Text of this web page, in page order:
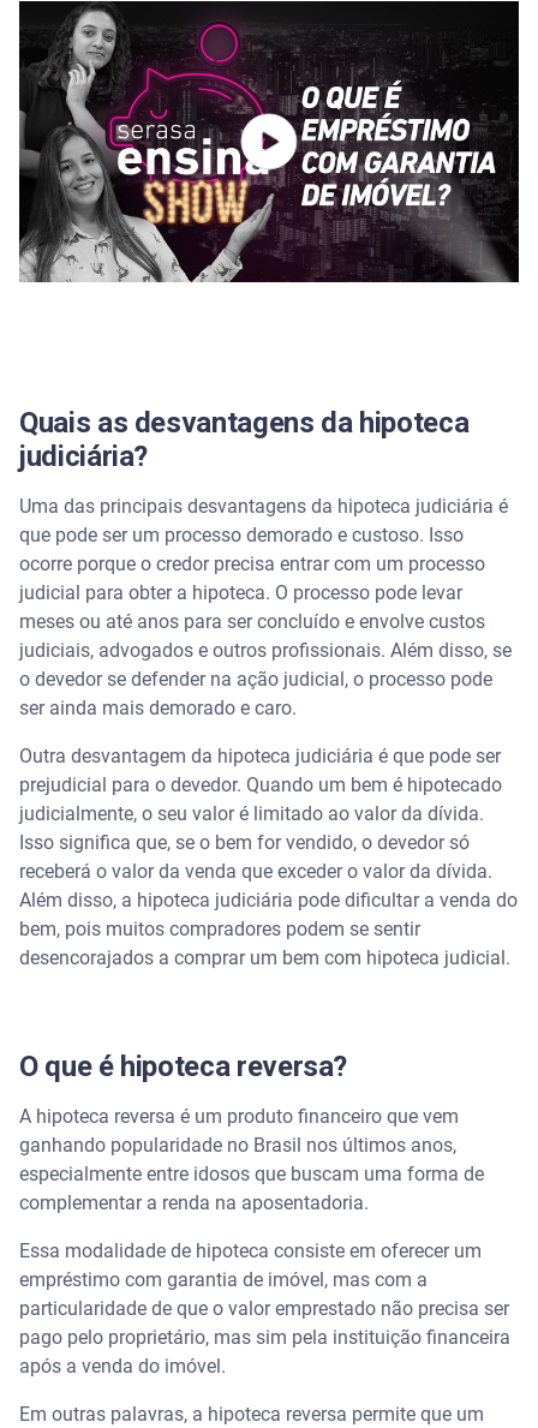
Quais as desvantagens da hipoteca
judiciária?
Uma das principais desvantagens da hipoteca judiciária é
que pode ser um processo demorado e custoso. Isso
ocorre porque o credor precisa entrar com um processo
judicial para obter a hipoteca. O processo pode levar
meses ou até anos para ser concluído e envolve custos
judiciais, advogados e outros profissionais. Além disso, se
o devedor se defender na ação judicial, o processo pode
ser ainda mais demorado e caro.
Outra desvantagem da hipoteca judiciária é que pode ser
prejudicial para o devedor. Quando um bem é hipotecado
judicialmente, o seu valor é limitado ao valor da dívida.
Isso significa que, se o bem for vendido, o devedor só
receberá o valor da venda que exceder o valor da dívida.
Além disso, a hipoteca judiciária pode dificultar a venda do
bem, pois muitos compradores podem se sentir
desencorajados a comprar um bem com hipoteca judicial.
O que é hipoteca reversa?
A hipoteca reversa é um produto financeiro que vem
ganhando popularidade no Brasil nos últimos anos,
especialmente entre idosos que buscam uma forma de
complementar a renda na aposentadoria.
Essa modalidade de hipoteca consiste em oferecer um
empréstimo com garantia de imóvel, mas com a
particularidade de que o valor emprestado não precisa ser
pago pelo proprietário, mas sim pela instituição financeira
após a venda do imóvel.
Em outras palavras, a hipoteca reversa permite que um